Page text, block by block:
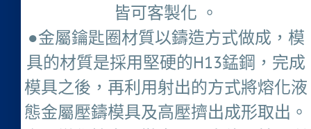
皆可客製化 。
●金屬鑰匙圈材質以鑄造方式做成，模
具的材質是採用堅硬的H13錳鋼，完成
模具之後，再利用射出的方式將熔化液
態金屬壓鑄模具及高壓擠出成形取出。